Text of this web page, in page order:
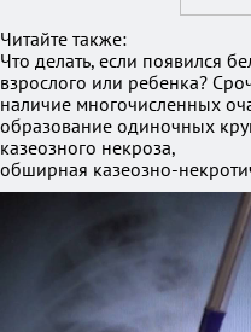
Читайте также:
Что делать, если появился
взрослого или ребенка?
наличие многочисленных
образование одиночных
казеозного некроза,
обширная казеозно-